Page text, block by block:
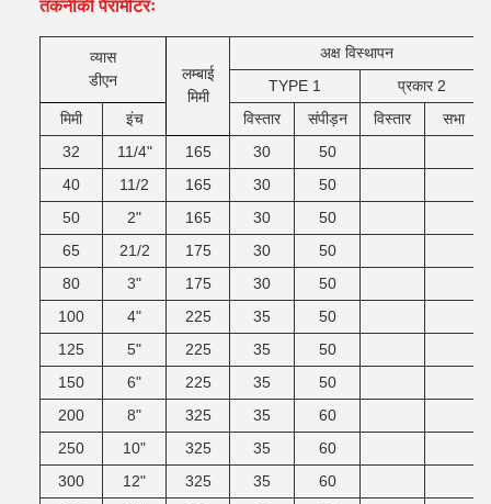
तकनीकी पैरामीटरः
व्यास
डीएन
लम्बाई
मिमी
अक्ष विस्थापन
TYPE 1
प्रकार 2
मिमी
इंच विस्तार संपीड़न विस्तार सभा
32
11/4" 165 30
50
40
11/2 165 30
50
50
2" 165 30
50
65
21/2 175 30
50
80
3" 175 30
50
100
4" 225 35
50
125
5" 225 35
50
150
6" 225 35
50
200
8" 325 35
60
250
10" 325 35
60
300
12" 325 35
60